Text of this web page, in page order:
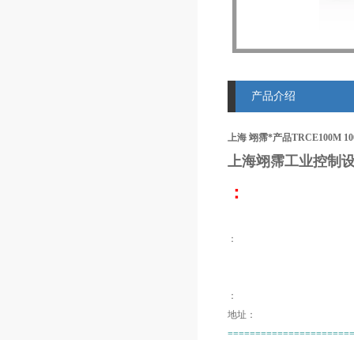
产品介绍
上海 翊霈*产品TRCE100M
上海翊霈工业控制
：
：
：
地址：